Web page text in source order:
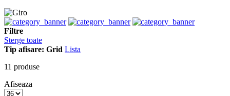
Filtre
Sterge toate
Tip afisare: Grid Lista
11 produse
Afiseaza